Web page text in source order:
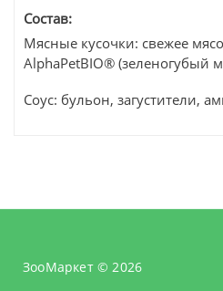
Состав:
Мясные кусочки: свежее
AlphaPetBIO® (зеленогубый
Соус: бульон, загустители,
ЗооМаркет © 2026